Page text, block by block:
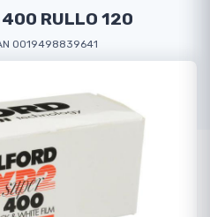
RULLO 120
0019498839641